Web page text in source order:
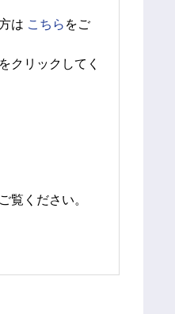
は こちら をご
クリックしてく
覧ください。